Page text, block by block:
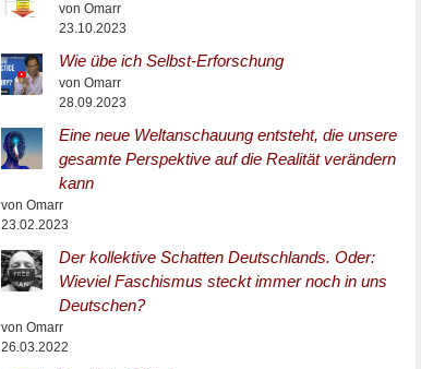
von Omarr
23.10.2023
Wie übe ich Selbst-Erforschung
von Omarr
28.09.2023
Eine neue Weltanschauung entsteht, die unsere
gesamte Perspektive auf die Realität verändern
kann
von Omarr
23.02.2023
Der kollektive Schatten Deutschlands. Oder:
Wieviel Faschismus steckt immer noch in uns
Deutschen?
von Omarr
26.03.2022